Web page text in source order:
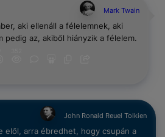
Mark Twain
aki ellenáll a félelemnek, aki
pedig az, akiből hiányzik a félelem.
John Ronald Reuel Tolkien
elől, arra ébredhet, hogy csupán a